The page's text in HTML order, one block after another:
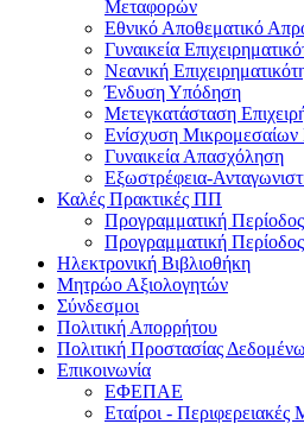
Μεταφορών
Εθνικό Αποθεματικό
Γυναικεία
Νεανική
Ένδυση Υπόδηση
Μετεγκατάσταση
Ενίσχυση Μικρομεσαίων
Γυναικεία Απασχόληση
Εξωστρέφεια-
Καλές Πρακτικές ΠΠ
Προγραμματική
Προγραμματική
Ηλεκτρονική Βιβλιοθήκη
Μητρώο Αξιολογητών
Σύνδεσμοι
Πολιτική Απορρήτου
Πολιτική Προστασίας
Επικοινωνία
ΕΦΕΠΑΕ
Εταίροι - Περιφερειακές